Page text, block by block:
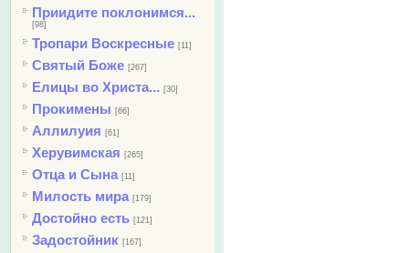
Приидите поклонимся...
[98]
Тропари Воскресные [11]
Святый Боже [267]
Елицы во Христа... [30]
Прокимены [66]
Аллилуия [61]
Херувимская [265]
Отца и Сына [11]
Милость мира [179]
Достойно есть [121]
Задостойник [167]